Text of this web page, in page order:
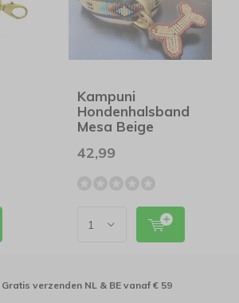
Kampuni
Hondenhalsband
Mesa Beige
42,99
Gratis verzenden NL & BE vanaf € 59